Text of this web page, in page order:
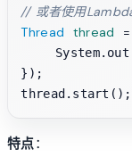
// 或者使用
Thread
thread =
});
特点：